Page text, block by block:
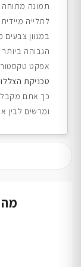
תמונה מתוחה
לתלייה
במגוון
הגבוהה
אפקט
טכניקת
כך אתם
ומרשים לבין